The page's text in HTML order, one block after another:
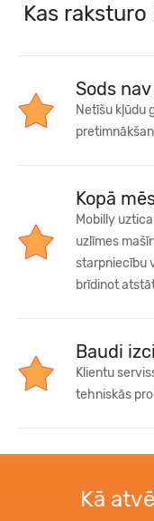
Kas
Sods
Netīšu kļūdu
Kopā
Mobilly
uzlīmes
starpniecību
brīdinot
Baudi
Klientu
tehniskās
Kā